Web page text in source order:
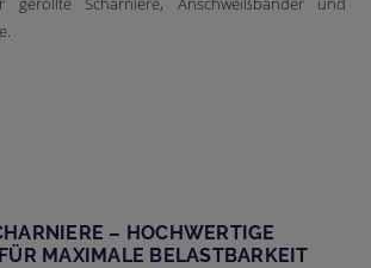
– HOCHWERTIGE
MAXIMALE BELASTBARKEIT